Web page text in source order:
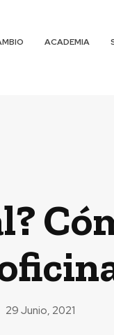
ACADEMIA
29 Junio, 2021